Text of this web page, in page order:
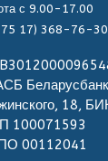
с 9.00-17.00
17) 368-76-30
18,
100071593
00112041